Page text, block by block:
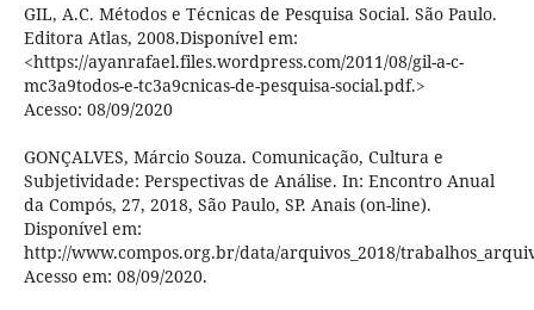
GIL, A.C. Métodos e Técnicas de Pesquisa Social. São Paulo.
Editora Atlas, 2008.Disponível em:
<https://ayanrafael.files.wordpress.com/2011/08/gil-a-c-
mc3a9todos-e-tc3a9cnicas-de-pesquisa-social.pdf.>
Acesso: 08/09/2020
GONÇALVES, Márcio Souza. Comunicação, Cultura e
Subjetividade: Perspectivas de Análise. In: Encontro Anual
da Compós, 27, 2018, São Paulo, SP. Anais (on-line).
Disponível em:
http://www.compos.org.br/data/arquivos_2018/
Acesso em: 08/09/2020.